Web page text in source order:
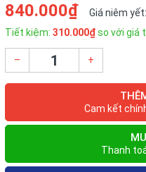
840.000₫ Giá niêm yết:
Tiết kiệm: 310.000₫so với giá
– +
Cam kết
Thanh